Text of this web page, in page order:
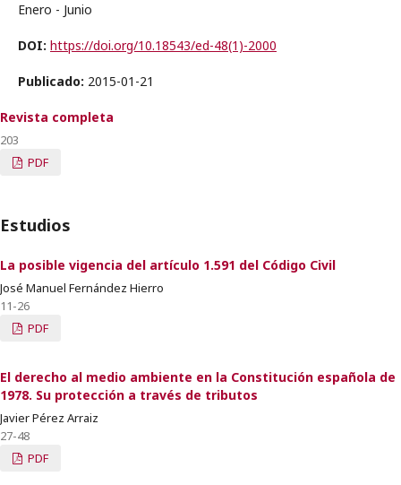
Enero - Junio
DOI: https://doi.org/10.18543/ed-48(1)-2000
Publicado: 2015-01-21
Revista completa
203
PDF
Estudios
La posible vigencia del artículo 1.591 del Código Civil
José Manuel Fernández Hierro
11-26
PDF
El derecho al medio ambiente en la Constitución española de
1978. Su protección a través de tributos
Javier Pérez Arraiz
27-48
PDF